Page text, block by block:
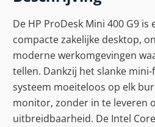
De HP ProDesk Mini 400 G9 is
compacte zakelijke desktop,
moderne werkomgevingen
tellen. Dankzij het slanke
systeem moeiteloos op elk
monitor, zonder in te leveren
uitbreidbaarheid. De Intel